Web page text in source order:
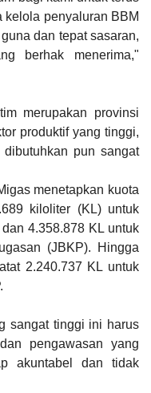
kelola penyaluran BBM
dan tepat sasaran,
berhak menerima,"
merupakan provinsi
produktif yang tinggi,
pun sangat
menetapkan kuota
kiloliter (KL) untuk
4.358.878 KL untuk
(JBKP). Hingga
2.240.737 KL untuk
sangat tinggi ini harus
pengawasan yang
akuntabel dan tidak